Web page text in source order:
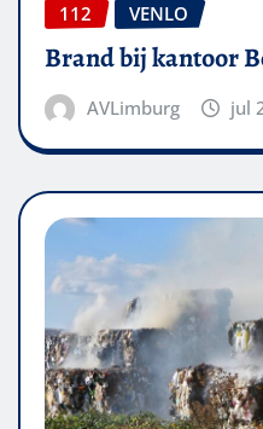
112 VENLO
Brand bij kantoor
AVLimburg jul